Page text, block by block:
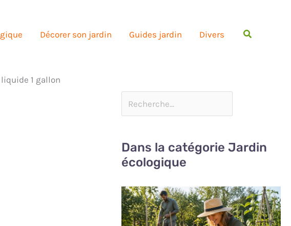
Décorer son jardin Guides jardin Divers
1 gallon
Dans la catégorie Jardin
écologique